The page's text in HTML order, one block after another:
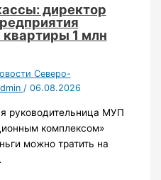
директор
квартиры 1 млн
Северо-
/ 06.08.2026
руководительница МУП
комплексом»
можно тратить на